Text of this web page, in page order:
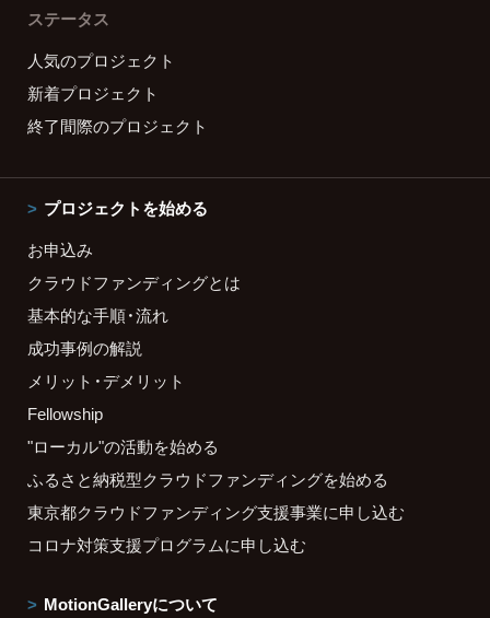
ステータス
人気のプロジェクト
新着プロジェクト
終了間際のプロジェクト
プロジェクトを始める
お申込み
クラウドファンディングとは
基本的な手順・流れ
成功事例の解説
メリット・デメリット
Fellowship
"ローカル"の活動を始める
ふるさと納税型クラウドファンディングを始める
東京都クラウドファンディング支援事業に申し込む
コロナ対策支援プログラムに申し込む
MotionGalleryについて